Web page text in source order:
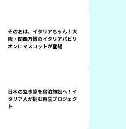
その名は、イタリアちゃん！大
阪・関西万博のイタリアパビリ
オンにマスコットが登場
日本の空き家を宿泊施設へ！イ
タリア人が挑む再生プロジェク
ト